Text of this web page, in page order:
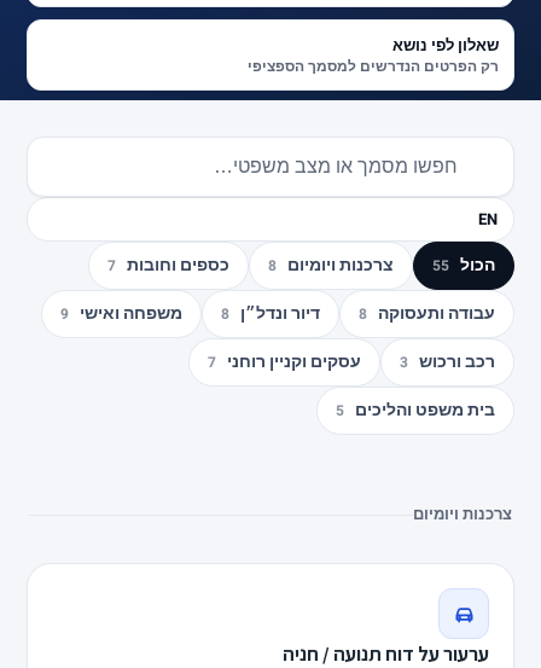
שאלון לפי נושא
רק הפרטים הנדרשים למסמך הספציפי
EN
הכול 55 צרכנות ויומיום 8 כספים וחובות 7
עבודה ותעסוקה 8 דיור ונדל״ן 8 משפחה ואישי 9
רכב ורכוש 3 עסקים וקניין רוחני 7
בית משפט והליכים 5
צרכנות ויומיום
ערעור על דוח תנועה / חניה